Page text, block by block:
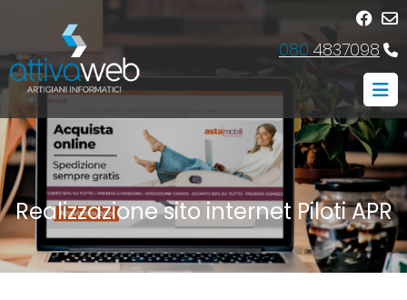
080 4837098
Realizzazione sito internet Piloti APR